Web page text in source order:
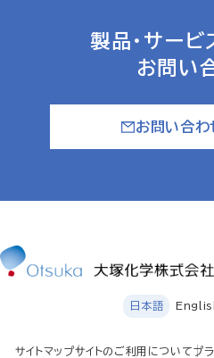
製品・サービ
お問い
お問い合わ
日本語
サイトマップサイトのご利用についてプ